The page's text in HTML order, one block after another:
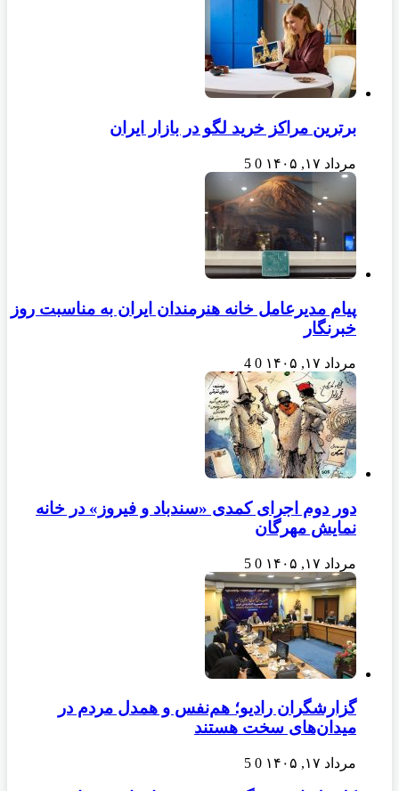
برترین مراکز خرید لگو در بازار ایران
مرداد ۱۷, ۱۴۰۵ 0
5
پیام مدیرعامل خانه هنرمندان ایران به مناسبت روز
خبرنگار
مرداد ۱۷, ۱۴۰۵ 0
4
دور دوم اجرای کمدی «سندباد و فیروز» در خانه
نمایش مهرگان
مرداد ۱۷, ۱۴۰۵ 0
5
گزارشگران رادیو؛ هم‌نفس و همدل مردم در
میدان‌های سخت هستند
مرداد ۱۷, ۱۴۰۵ 0
5